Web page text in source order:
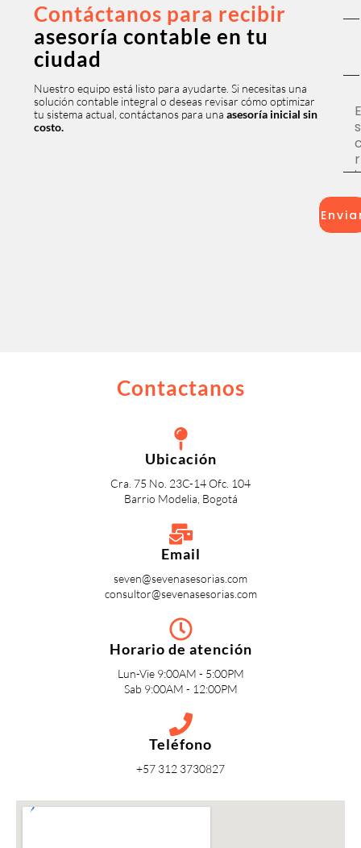
Contáctanos para recibir
asesoría contable en tu
ciudad
Nuestro equipo está listo para ayudarte. Si necesitas una
solución contable integral o deseas revisar cómo optimizar
tu sistema actual, contáctanos para unaasesoría inicial sin
costo.
Contactanos
Ubicación
Cra. 75 No. 23C-14 Ofc. 104
Barrio Modelia, Bogotá
Email
seven@sevenasesorias.com
consultor@sevenasesorias.com
Horario de atención
Lun-Vie 9:00AM - 5:00PM
Sab 9:00AM - 12:00PM
Teléfono
+57 312 3730827